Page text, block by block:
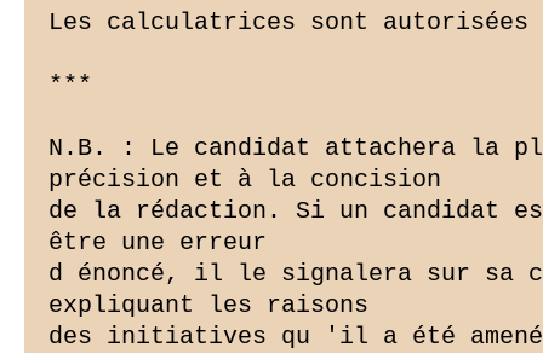
Les calculatrices sont autorisées
***
N.B. : Le candidat attachera la
précision et à la concision
de la rédaction. Si un candidat
être une erreur
d énoncé, il le signalera sur sa
expliquant les raisons
des initiatives qu 'il a été